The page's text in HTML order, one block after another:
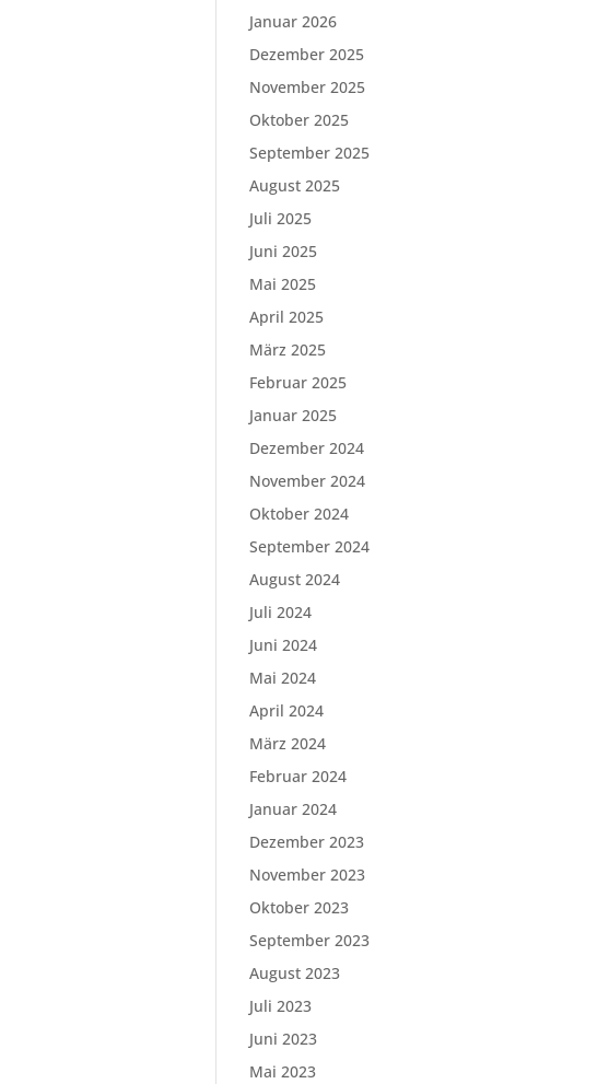
Januar 2026
Dezember 2025
November 2025
Oktober 2025
September 2025
August 2025
Juli 2025
Juni 2025
Mai 2025
April 2025
März 2025
Februar 2025
Januar 2025
Dezember 2024
November 2024
Oktober 2024
September 2024
August 2024
Juli 2024
Juni 2024
Mai 2024
April 2024
März 2024
Februar 2024
Januar 2024
Dezember 2023
November 2023
Oktober 2023
September 2023
August 2023
Juli 2023
Juni 2023
Mai 2023